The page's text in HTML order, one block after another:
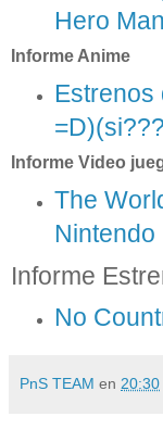
Hero
Informe Anime
Estrenos
Informe Video
The
Nintendo
Informe
No
PnS TEAM en 20:30